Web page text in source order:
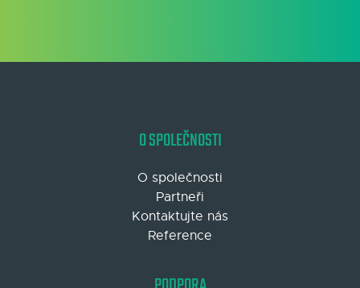
O SPOLEČNOSTI
O společnosti
Partneři
Kontaktujte nás
Reference